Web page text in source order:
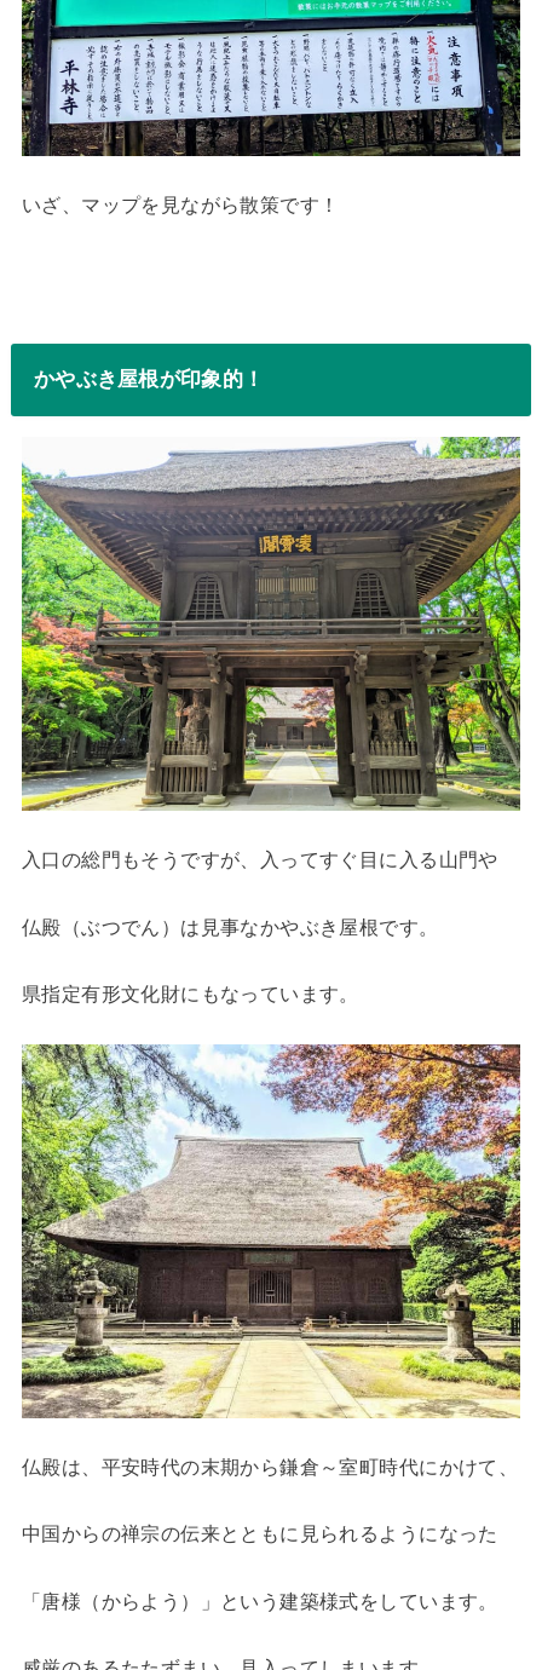
いざ、マップを見ながら散策です！
かやぶき屋根が印象的！
入口の総門もそうですが、入ってすぐ目に入る山門や
仏殿（ぶつでん）は見事なかやぶき屋根です。
県指定有形文化財にもなっています。
仏殿は、平安時代の末期から鎌倉～室町時代にかけて、
中国からの禅宗の伝来とともに見られるようになった
「唐様（からよう）」という建築様式をしています。